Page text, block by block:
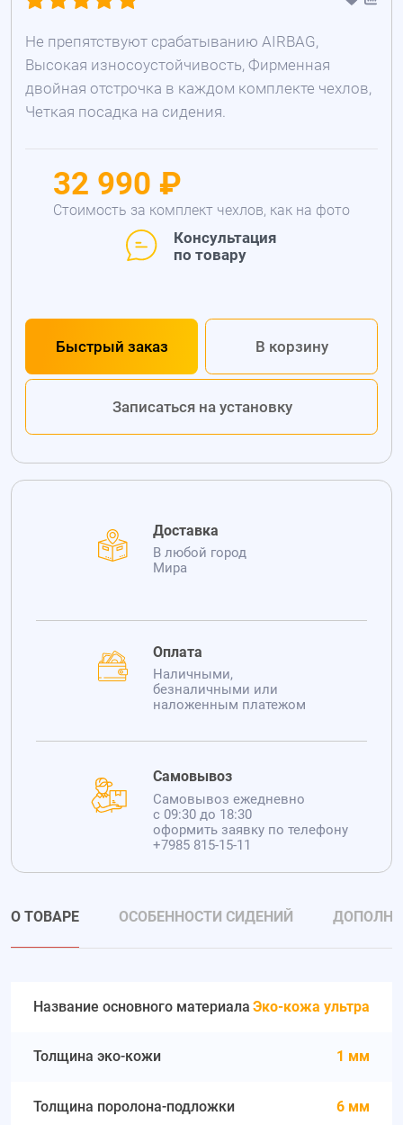
Не препятствуют срабатыванию AIRBAG,
Высокая износоустойчивость, Фирменная
двойная отстрочка в каждом комплекте чехлов,
Четкая посадка на сидения.
32 990 ₽
Стоимость за комплект чехлов, как на фото
Консультация
по товару
Быстрый заказ В корзину
Записаться на установку
Доставка
В любой город
Мира
Оплата
Наличными,
безналичными или
наложенным платежом
Самовывоз
Самовывоз ежедневно
с 09:30 до 18:30
оформить заявку по телефону
+7985 815-15-11
О ТОВАРЕ ОСОБЕННОСТИ СИДЕНИЙ
Название основного материала Эко-кожа ультра
Толщина эко-кожи 1 мм
Толщина поролона-подложки 6 мм